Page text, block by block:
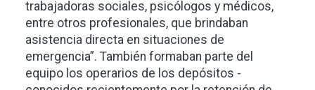
trabajadoras sociales, psicólogos y médicos,
entre otros profesionales, que brindaban
asistencia directa en situaciones de
emergencia”. También formaban parte del
equipo los operarios de los depósitos -